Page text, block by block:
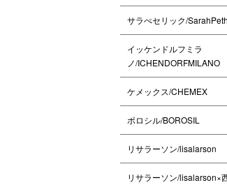
サラぺセリック/
イッケンドルフミラ
ノ/ICHENDORFMILANO
ケメックス/CHEMEX
ボロシル/BOROSIL
リサラーソン/lisalarson
リサラーソン/lisalarson×